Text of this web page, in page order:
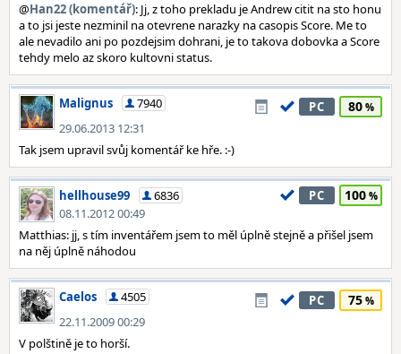
@Han22 (komentář): Jj, z toho prekladu je Andrew citit na sto honu
a to jsi jeste nezminil na otevrene narazky na casopis Score. Me to
ale nevadilo ani po pozdejsim dohrani, je to takova dobovka a Score
tehdy melo az skoro kultovni status.
Malignus
7940
29.06.2013 12:31
PC 80
Tak jsem upravil svůj komentář ke hře. :-)
hellhouse99
6836
08.11.2012 00:49
PC 100
Matthias: jj, s tím inventářem jsem to měl úplně stejně a přišel jsem
na něj úplně náhodou
Caelos
4505
22.11.2009 00:29
PC 75
V polštině je to horší.